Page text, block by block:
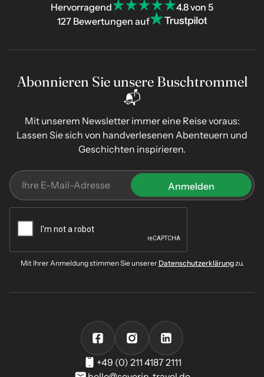
Hervorragend
4.8 von 5
127 Bewertungen auf
Abonnieren Sie unsere Buschtrommel
📬
Mit unserem Newsletter immer eine Reise voraus:
Lassen Sie sich von handverlesenen Abenteuern und
Geschichten inspirieren.
Mit Ihrer Anmeldung stimmen Sie unsererDatenschutzerklärungzu.
+49 (0) 211 4187 2111